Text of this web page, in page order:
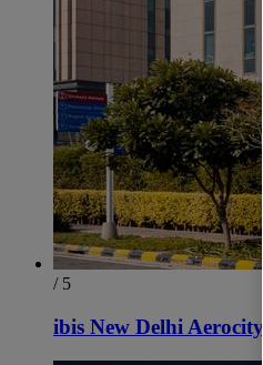
/ 5
ibis New Delhi Aerocity